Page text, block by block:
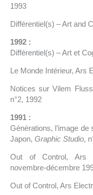
1993
Différentiel(s) – Art and
1992 :
Différentiel(s) – Art et
Le Monde Intérieur, Ars
Notices sur Vilem
n°2, 1992
1991 :
Générations, l’image de
Japon, Graphic Studio,
Out of Control, Ars
novembre-décembre
Out of Control, Ars